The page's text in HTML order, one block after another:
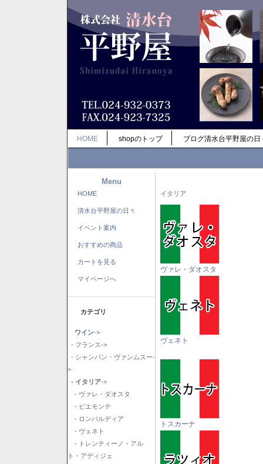
HOME shopのトップ ブログ清水台平野屋の日
Menu
HOME
清水台平野屋の日々
イベント案内
おすすめの商品
カートを見る
マイページへ
カテゴリ
ワイン->
- フランス->
- シャンパン・ヴァンムスー-
>
- イタリア->
- ヴァレ・ダオスタ
- ピエモンテ
- ロンバルディア
- ヴェネト
- トレンティーノ・アル
ト・アディジェ
イタリア
ヴァレ・ダオスタ
ヴェネト
トスカーナ